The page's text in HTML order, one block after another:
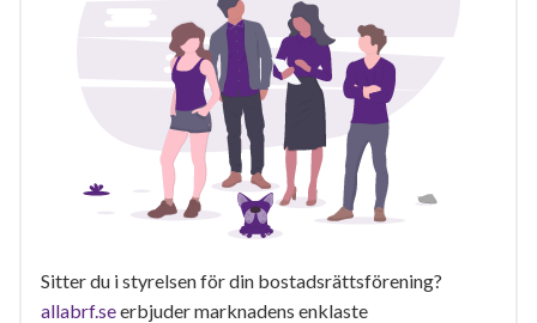
Sitter du i styrelsen för din bostadsrättsförening?
allabrf.seerbjuder marknadens enklaste